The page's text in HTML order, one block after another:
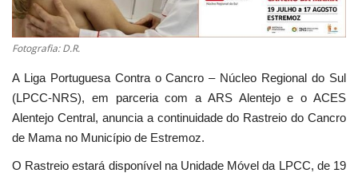
Estatuto Editorial
Saúde
Ficha técnica
Fotografia: D.R.
A Liga Portuguesa Contra o Cancro – Núcleo Regional do Sul
(LPCC-NRS), em parceria com a ARS Alentejo e o ACES
Alentejo Central, anuncia a continuidade do Rastreio do Cancro
de Mama no Município de Estremoz.
O Rastreio estará disponível na Unidade Móvel da LPCC, de 19